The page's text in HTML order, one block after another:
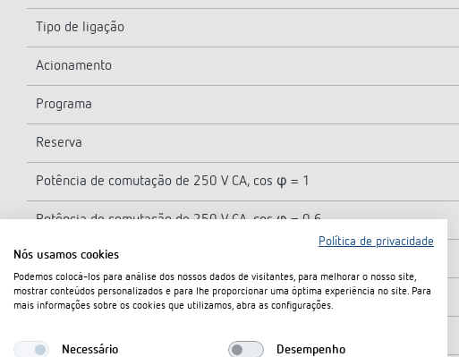
Tipo de ligação
Acionamento
Programa
Reserva
Potência de comutação de 250 V CA, cos φ = 1
Potência de comutação de 250 V CA, cos φ = 0,6
Tempo de comutação mais curto
Todos programáveis
Política de privacidade
Nós usamos cookies
Podemos colocá-los para análise dos nossos dados de visitantes, para melhorar o nosso site,
mostrar conteúdos personalizados e para lhe proporcionar uma óptima experiência no site. Para
mais informações sobre os cookies que utilizamos, abra as configurações.
Necessário Desempenho